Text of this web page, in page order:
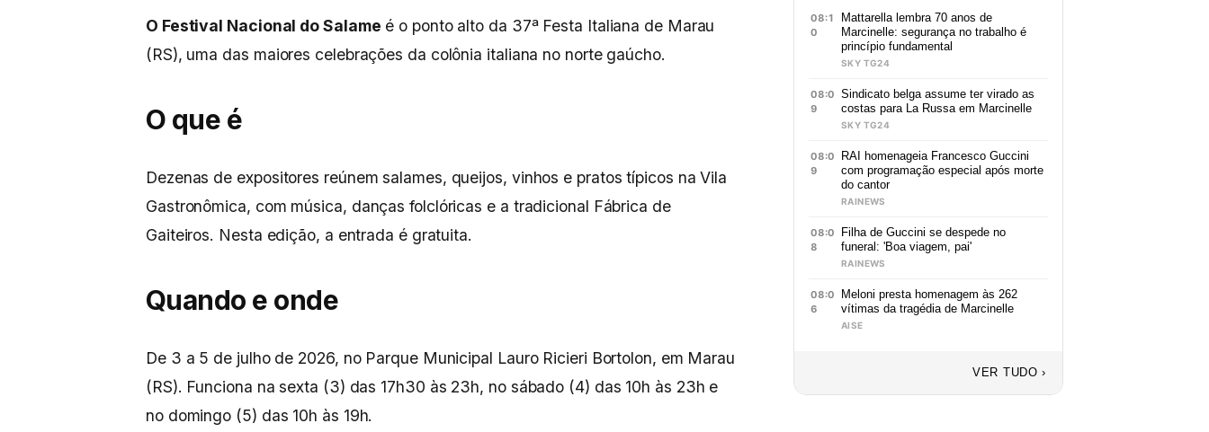
O Festival Nacional do Salame é o ponto alto da 37ª Festa Italiana de Marau
(RS), uma das maiores celebrações da colônia italiana no norte gaúcho.
O que é
Dezenas de expositores reúnem salames, queijos, vinhos e pratos típicos na Vila
Gastronômica, com música, danças folclóricas e a tradicional Fábrica de
Gaiteiros. Nesta edição, a entrada é gratuita.
Quando e onde
De 3 a 5 de julho de 2026, no Parque Municipal Lauro Ricieri Bortolon, em Marau
(RS). Funciona na sexta (3) das 17h30 às 23h, no sábado (4) das 10h às 23h e
no domingo (5) das 10h às 19h.
08:1
0
Mattarella lembra 70 anos de
Marcinelle: segurança no trabalho é
princípio fundamental
SKY TG24
08:0
9
Sindicato belga assume ter virado as
costas para La Russa em Marcinelle
SKY TG24
08:0
9
RAI homenageia Francesco Guccini
com programação especial após morte
do cantor
RAINEWS
08:0
8
Filha de Guccini se despede no
funeral: 'Boa viagem, pai'
RAINEWS
08:0
6
Meloni presta homenagem às 262
vítimas da tragédia de Marcinelle
AISE
VER TUDO ›